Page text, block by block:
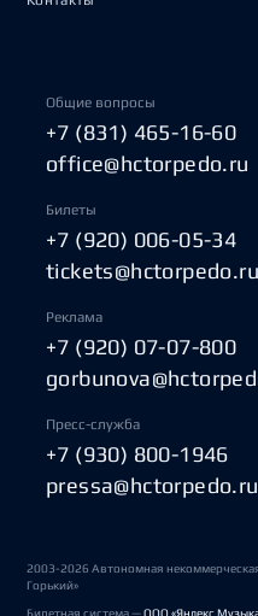
Общие вопросы
+7 (831) 465-16-60
office@hctorpedo.ru
Билеты
+7 (920) 006-05-34
tickets@hctorpedo.ru
Реклама
+7 (920) 07-07-800
Пресс-служба
+7 (930) 800-1946
pressa@hctorpedo.ru
2003-2026 Автономная
Горький»
Билетная система —ООО «Яндекс